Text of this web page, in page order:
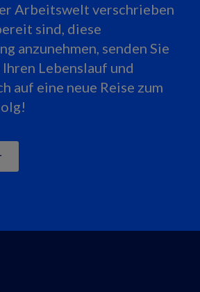
Arbeitswelt verschrieben
sind, diese
anzunehmen, senden Sie
Lebenslauf und
auf eine neue Reise zum